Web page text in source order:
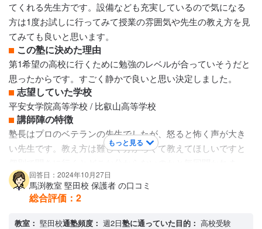
てくれる先生方です。設備なども充実しているので気になる
方は1度お試しに行ってみて授業の雰囲気や先生の教え方を見
てみても良いと思います。
この塾に決めた理由
第1希望の高校に行くために勉強のレベルが合っていそうだと
思ったからです。すごく静かで良いと思い決定しました。
志望していた学校
平安女学院高等学校 / 比叡山高等学校
講師陣の特徴
塾長はプロのベテランの先生でしたが、怒ると怖く声が大き
い先生です。教え方は難しく分からくて教えてほしいですと
す。若いイケメンな先生もいました。その先生は優しいで
す。
カリキュラムについて
実施しているカリキュラムは高レベルで難しかったです。数
もっと見る
回答日：2024年10月27日
馬渕教室 堅田校 保護者 の口コミ
総合評価： 2
教室： 堅田校通塾頻度： 週2日塾に通っていた目的： 高校受験